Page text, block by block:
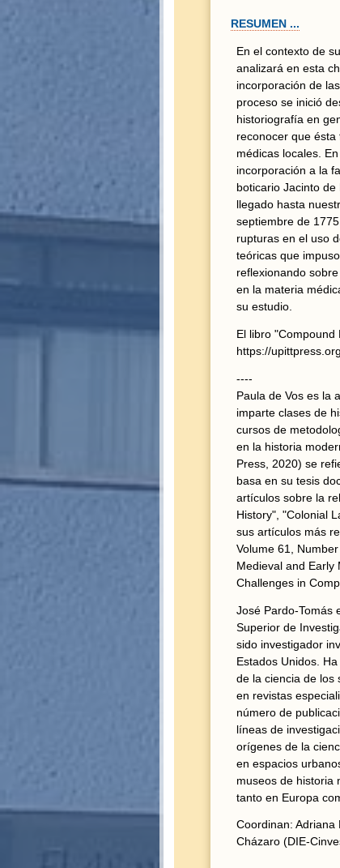
RESUMEN ...
En el contexto de
analizará en esta
incorporación de
proceso se inició
historiografía en
reconocer que
médicas locales.
incorporación a la
boticario Jacinto
llegado hasta
septiembre de
rupturas en el uso
teóricas que
reflexionando
en la materia
su estudio.
El libro
https://
----
Paula de Vos es la
imparte clases de
cursos de
en la historia
Press, 2020) se
basa en su tesis
artículos sobre la
History", "Colonial
sus artículos más
Volume 61,
Medieval and Early
Challenges in
José Pardo-Tomás
Superior de
sido investigador
Estados Unidos.
de la ciencia de los
en revistas
número de
líneas de
orígenes de la
en espacios
museos de historia
tanto en Europa
Coordinan: Adriana
Cházaro (DIE-